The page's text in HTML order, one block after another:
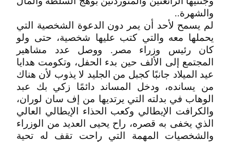
والشهرة..
لم يسمح لأحد أن يمر دون الدعوة الشخصية التي
يحملها معه والتي كتب عليها شخصية، حتى ولو
كان رئيس وزراء مصر. ووصل عدد مشاهير
المجتمع إلى الألف حين بدء الحفل، وتكومت هدايا
عيد الميلاد جانبًا كجبل من الجليد لا يذوب لأن هناك
من يسانده، ودخل المساند دائمًا زكي بك عبد
الوهاب في بدلته التي يرتديها من إف سان لوران،
والكرافت الإيطالي وكعب الحذاء الإيطالي العالي
الذي يخفى به قصره، راح يحيى العديد من الوزراء
والشخصيات المهمة التي راحت تقف له تحية